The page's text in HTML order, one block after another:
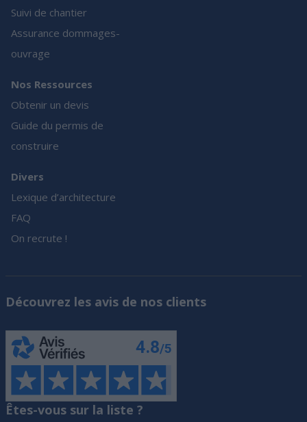
Suivi de chantier
Assurance dommages-
ouvrage
Nos Ressources
Obtenir un devis
Guide du permis de
construire
Divers
Lexique d’architecture
FAQ
On recrute !
Découvrez les avis de nos clients
Êtes-vous sur la liste ?